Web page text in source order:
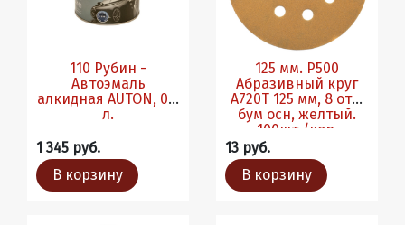
110 Рубин -
Автоэмаль
алкидная AUTON, 0.8
л.
1 345 руб.
В корзину
125 мм. Р500
Абразивный круг
A720T 125 мм, 8 отв,
бум осн, желтый.
100шт./кор.
13 руб.
В корзину